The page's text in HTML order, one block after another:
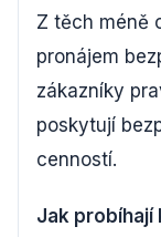
Z těch méně
pronájem
zákazníky
poskytují
cenností.
Jak probíhají